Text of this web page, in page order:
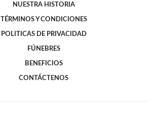
NUESTRA HISTORIA
TÉRMINOS Y CONDICIONES
POLITICAS DE PRIVACIDAD
FÚNEBRES
BENEFICIOS
CONTÁCTENOS